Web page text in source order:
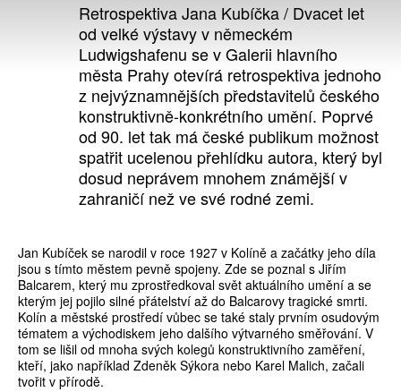
Retrospektiva Jana Kubíčka / Dvacet let
od velké výstavy v německém
Ludwigshafenu se v Galerii hlavního
města Prahy otevírá retrospektiva jednoho
z nejvýznamnějších představitelů českého
konstruktivně-konkrétního umění. Poprvé
od 90. let tak má české publikum možnost
spatřit ucelenou přehlídku autora, který byl
dosud neprávem mnohem známější v
zahraničí než ve své rodné zemi.
Jan Kubíček se narodil v roce 1927 v Kolíně a začátky jeho díla
jsou s tímto městem pevně spojeny. Zde se poznal s Jiřím
Balcarem, který mu zprostředkoval svět aktuálního umění a se
kterým jej pojilo silné přátelství až do Balcarovy tragické smrti.
Kolín a městské prostředí vůbec se také staly prvním osudovým
tématem a východiskem jeho dalšího výtvarného směřování. V
tom se lišil od mnoha svých kolegů konstruktivního zaměření,
kteří, jako například Zdeněk Sýkora nebo Karel Malich, začali
tvořit v přírodě.